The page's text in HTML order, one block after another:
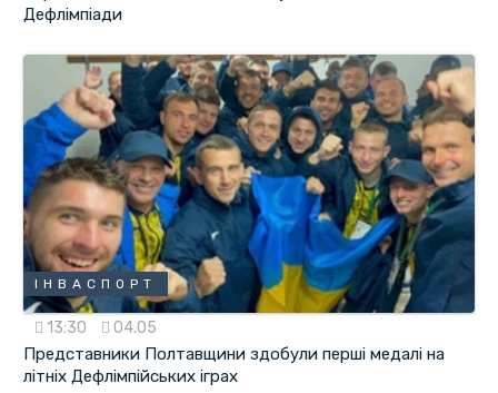
Дефлімпіади
ІНВАСПОРТ
13:30 04.05
Представники Полтавщини здобули перші медалі на
літніх Дефлімпійських іграх